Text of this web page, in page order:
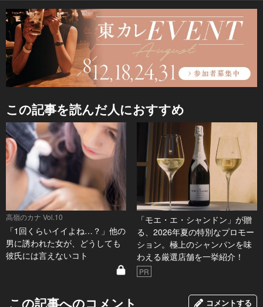
この記事を読んだ人におすすめ
高嶺のカナ Vol.10
「1回くらいイイよね…？」他の
男に誘われた女が、どうしても
彼氏には言えないコト
「モエ・エ・シャンドン」が贈
る、2026年夏の特別なプロモー
ション。極上のシャンパンを味
わえる厳選店舗を一挙紹介！
PR
この記事へのコメント コメントする